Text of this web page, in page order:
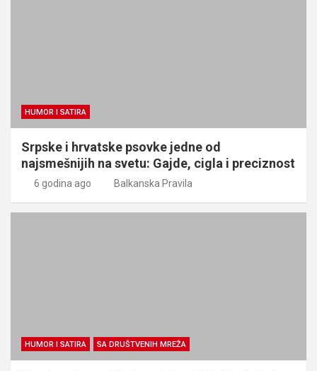
HUMOR I SATIRA
Srpske i hrvatske psovke jedne od
najsmešnijih na svetu: Gajde, cigla i preciznost
6 godina ago Balkanska Pravila
HUMOR I SATIRA SA DRUŠTVENIH MREŽA